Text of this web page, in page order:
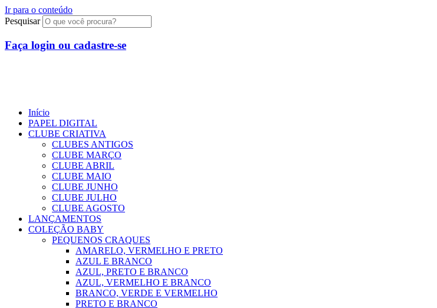
Ir para o conteúdo
Pesquisar
Faça login ou cadastre-se
Início
PAPEL DIGITAL
CLUBE CRIATIVA
CLUBES ANTIGOS
CLUBE MARÇO
CLUBE ABRIL
CLUBE MAIO
CLUBE JUNHO
CLUBE JULHO
CLUBE AGOSTO
LANÇAMENTOS
COLEÇÃO BABY
PEQUENOS CRAQUES
AMARELO, VERMELHO E PRETO
AZUL E BRANCO
AZUL, PRETO E BRANCO
AZUL, VERMELHO E BRANCO
BRANCO, VERDE E VERMELHO
PRETO E BRANCO